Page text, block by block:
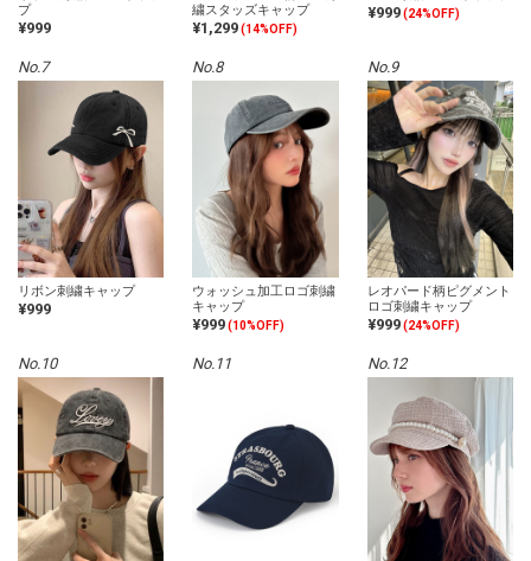
プ
¥999
繍スタッズキャップ
¥1,299 (14%OFF)
¥999 (24%OFF)
No.7
リボン刺繍キャップ
¥999
No.8
ウォッシュ加工ロゴ刺繍
キャップ
¥999 (10%OFF)
No.9
レオパード柄ピグメント
ロゴ刺繍キャップ
¥999 (24%OFF)
No.10 No.11 No.12